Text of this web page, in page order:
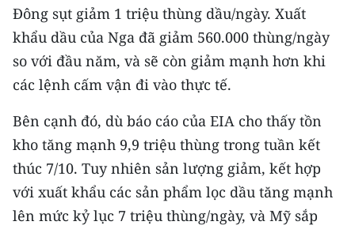
Chuyên trang TP. Hồ Chí Minh
CHUYÊN ĐỀ
CÁC CHUYÊN TRANG
VỀ BÁO NHÂN DÂN
THỜI NAY
NHÂN DÂN CUỐI TUẦN
Đông sụt giảm 1 triệu thùng dầu/ngày. Xuất
khẩu dầu của Nga đã giảm 560.000 thùng/ngày
so với đầu năm, và sẽ còn giảm mạnh hơn khi
các lệnh cấm vận đi vào thực tế.
Bên cạnh đó, dù báo cáo của EIA cho thấy tồn
kho tăng mạnh 9,9 triệu thùng trong tuần kết
thúc 7/10. Tuy nhiên sản lượng giảm, kết hợp
với xuất khẩu các sản phẩm lọc dầu tăng mạnh
lên mức kỷ lục 7 triệu thùng/ngày, và Mỹ sắp